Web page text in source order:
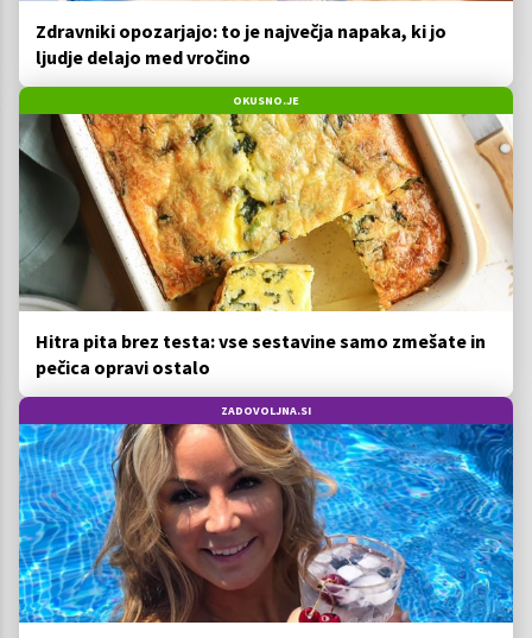
Zdravniki opozarjajo: to je največja napaka, ki jo
ljudje delajo med vročino
OKUSNO.JE
Hitra pita brez testa: vse sestavine samo zmešate in
pečica opravi ostalo
ZADOVOLJNA.SI